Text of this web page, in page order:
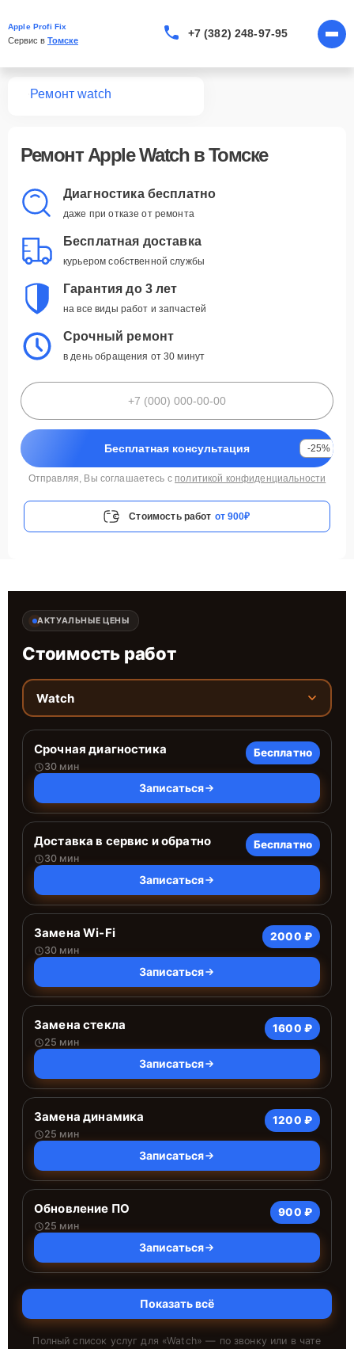
Apple Profi Fix
Сервис в Томске
+7 (382) 248-97-95
Ремонт watch
Ремонт Apple Watch в Томске
Диагностика бесплатно
даже при отказе от ремонта
Бесплатная доставка
курьером собственной службы
Гарантия до 3 лет
на все виды работ и запчастей
Срочный ремонт
в день обращения от 30 минут
Бесплатная консультация -25%
Отправляя, Вы соглашаетесь с политикой конфиденциальности
Стоимость работ от 900₽
АКТУАЛЬНЫЕ ЦЕНЫ
Стоимость работ
Watch
Срочная диагностика
30 мин
Бесплатно
Записаться
Доставка в сервис и обратно
30 мин
Бесплатно
Записаться
Замена Wi-Fi
30 мин
2000 ₽
Записаться
Замена стекла
25 мин
1600 ₽
Записаться
Замена динамика
25 мин
1200 ₽
Записаться
Обновление ПО
25 мин
900 ₽
Записаться
Показать всё
Полный список услуг для «Watch» — по звонку или в чате